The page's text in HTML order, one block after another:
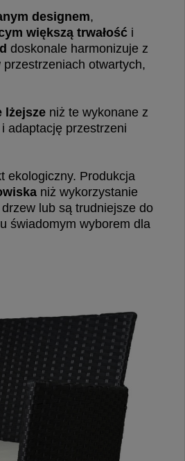
designem,
większą trwałość i
doskonale harmonizuje z
otwartych,
lżejsze niż te wykonane z
adaptację przestrzeni
ekologiczny. Produkcja
niż wykorzystanie
lub są trudniejsze do
świadomym wyborem dla